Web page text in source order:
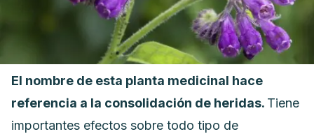
El nombre de esta planta medicinal hace
referencia a la consolidación de heridas. Tiene
importantes efectos sobre todo tipo de